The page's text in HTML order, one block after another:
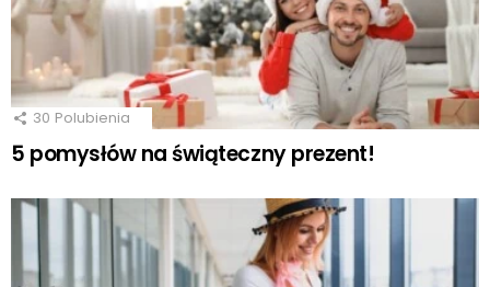
30 Polubienia
5 pomysłów na świąteczny prezent!